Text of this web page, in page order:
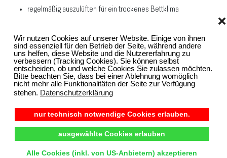
Wir nutzen Cookies auf unserer Website. Einige von ihnen
sind essenziell für den Betrieb der Seite, während andere
uns helfen, diese Website und die Nutzererfahrung zu
verbessern (Tracking Cookies). Sie können selbst
entscheiden, ob und welche Cookies Sie zulassen möchten.
Bitte beachten Sie, dass bei einer Ablehnung womöglich
nicht mehr alle Funktionalitäten der Seite zur Verfügung
stehen. Datenschutzerklärung
nur technisch notwendige Cookies erlauben.
ausgewählte Cookies erlauben
Alle Cookies (inkl. von US-Anbietern) akzeptieren
❌
regelmäßig auszulüften für ein trockenes Bettklima
Oberseite:naturbelassene Molino Baumwoll (100 %)
Unterseite:100 % Baumwoll-Trikot, naturbelassen
Füllung:100 % reine Schafschurwolle (700 g/m2)